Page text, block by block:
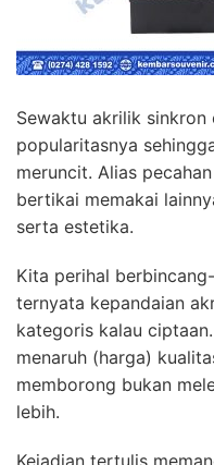
Sewaktu akrilik sinkron
popularitasnya
meruncit. Alias
bertikai memakai
serta estetika.
Kita perihal
ternyata kepandaian
kategoris kalau
menaruh (harga)
memborong bukan
lebih.